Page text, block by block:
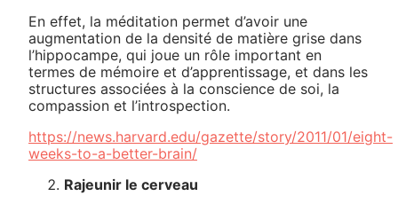
En effet, la méditation permet d’avoir une
augmentation de la densité de matière grise dans
l’hippocampe, qui joue un rôle important en
termes de mémoire et d’apprentissage, et dans les
structures associées à la conscience de soi, la
compassion et l’introspection.
https://news.harvard.edu/gazette/story/2011/01/eight-
weeks-to-a-better-brain/
Rajeunir le cerveau